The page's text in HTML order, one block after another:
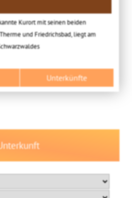
Kurort mit seinen beiden
und Friedrichsbad, liegt am
Unterkünfte